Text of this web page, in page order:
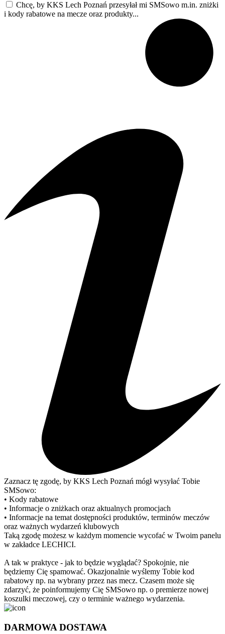
Chcę, by KKS Lech Poznań przesyłał mi SMSowo m.in. zniżki
i kody rabatowe na mecze oraz produkty...
Zaznacz tę zgodę, by KKS Lech Poznań mógł wysyłać Tobie
SMSowo:
• Kody rabatowe
• Informacje o zniżkach oraz aktualnych promocjach
• Informacje na temat dostępności produktów, terminów meczów
oraz ważnych wydarzeń klubowych
Taką zgodę możesz w każdym momencie wycofać w Twoim panelu
w zakładce LECHICI.
A tak w praktyce - jak to będzie wyglądać? Spokojnie, nie
będziemy Cię spamować. Okazjonalnie wyślemy Tobie kod
rabatowy np. na wybrany przez nas mecz. Czasem może się
zdarzyć, że poinformujemy Cię SMSowo np. o premierze nowej
koszulki meczowej, czy o terminie ważnego wydarzenia.
DARMOWA DOSTAWA